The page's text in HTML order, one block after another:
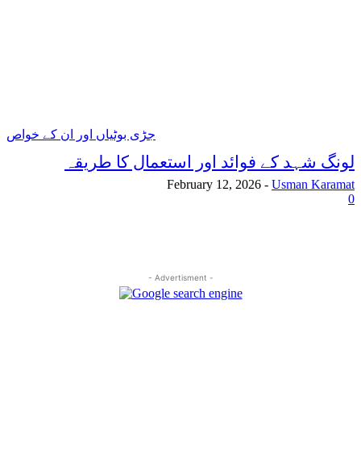
جڑی بوٹیاں اور ان کے خواص
لونگ شہد کے فوائد اور استعمال کا طریقہ
Usman Karamat
-
February 12, 2026
0
- Advertisment -